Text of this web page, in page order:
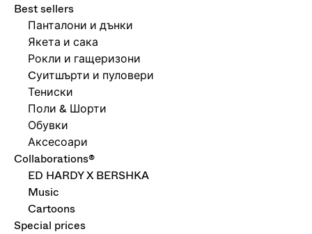
Best sellers
Панталони и дънки
Якета и сака
Рокли и гащеризони
Cуитшърти и пуловери
Тениски
Поли & Шорти
Обувки
Аксесоари
Collaborations®
ED HARDY X BERSHKA
Music
Cartoons
Special prices